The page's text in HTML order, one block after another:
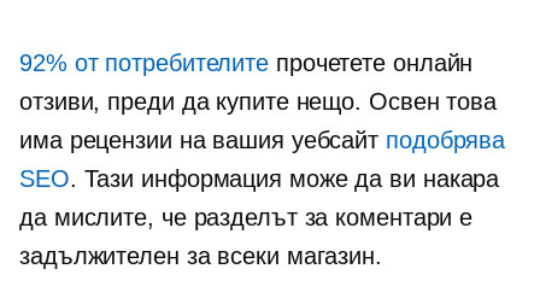
92% от потребителите прочетете онлайн
отзиви, преди да купите нещо. Освен това
има рецензии на вашия уебсайт подобрява
SEO. Тази информация може да ви накара
да мислите, че разделът за коментари е
задължителен за всеки магазин.